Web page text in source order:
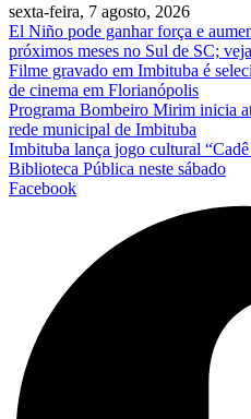
sexta-feira, 7 agosto, 2026
El Niño pode ganhar força e
próximos meses no Sul de SC;
Filme gravado em Imbituba é
de cinema em Florianópolis
Programa Bombeiro Mirim inicia
rede municipal de Imbituba
Imbituba lança jogo cultural
Biblioteca Pública neste sábado
Facebook